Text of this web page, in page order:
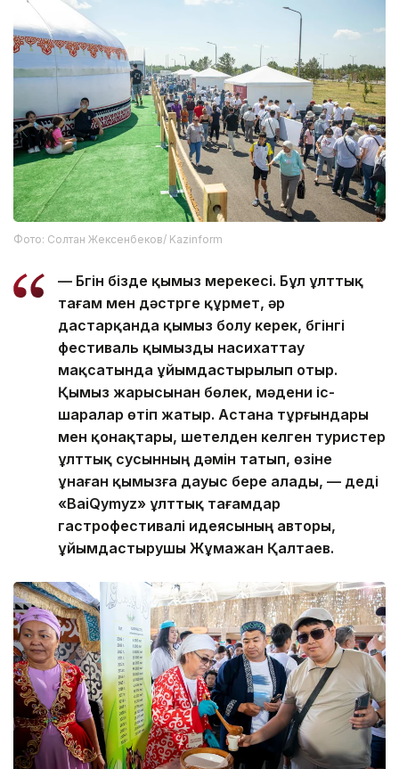
Фото: Солтан Жексенбеков/ Kazinform
— Бүгін бізде қымыз мерекесі. Бұл ұлттық
тағам мен дәстүрге құрмет, әр
дастарқанда қымыз болу керек, бүгінгі
фестиваль қымызды насихаттау
мақсатында ұйымдастырылып отыр.
Қымыз жарысынан бөлек, мәдени іс-
шаралар өтіп жатыр. Астана тұрғындары
мен қонақтары, шетелден келген туристер
ұлттық сусынның дәмін татып, өзіне
ұнаған қымызға дауыс бере алады, — деді
«BaiQymyz» ұлттық тағамдар
гастрофестивалі идеясының авторы,
ұйымдастырушы Жұмажан Қалтаев.